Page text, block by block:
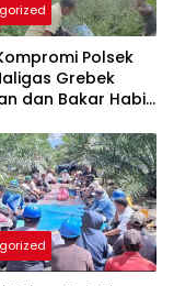
Polsek
Grebek
dan Bakar Habis
Nagori Boluk